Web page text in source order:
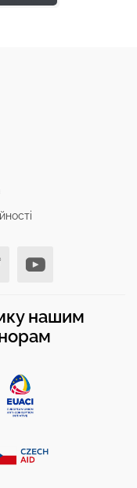
нашим